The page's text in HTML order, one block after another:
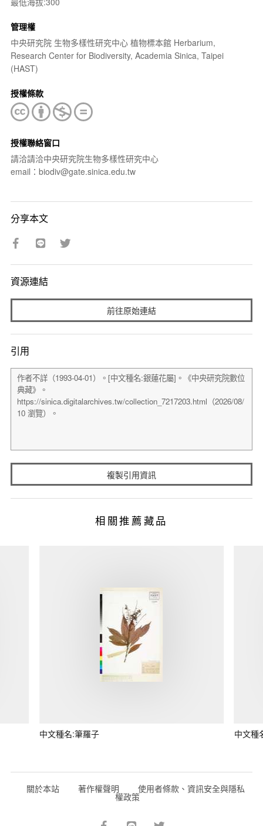
管理權
中央研究院 生物多樣性研究中心 植物標本館 Herbarium,
Research Center for Biodiversity, Academia Sinica, Taipei
(HAST)
授權條款
授權聯絡窗口
請洽請洽中央研究院生物多樣性研究中心
email：biodiv@gate.sinica.edu.tw
分享本文
資源連結
前往原始連結
引用
複製引用資訊
相關推薦藏品
中文種名:筆羅子 中文種
關於本站 著作權聲明 使用者條款、資訊安全與隱私
權政策